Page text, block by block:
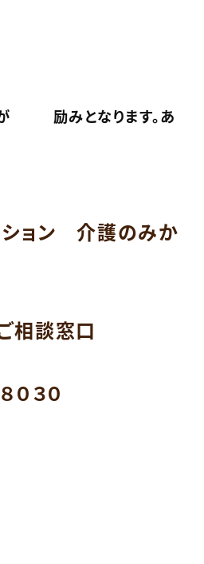
励みとなります。あ
ション 介護のみか
相談窓口
０３０